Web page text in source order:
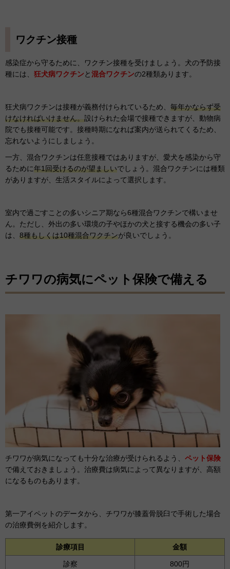
ワクチン接種
感染症から守るために、ワクチン接種を受けましょう。犬の予防接
種には、 狂犬病ワクチンと混合ワクチンの2種類あります。
狂犬病ワクチンは接種が義務付けられているため、 毎年かならず受
けなければいけません。設けられた会場で接種できますが、動物病
院でも接種可能です。接種時期になれば案内が送られてくるため、
忘れないようにしましょう。
一方、混合ワクチンは任意接種ではありますが、愛犬を感染から守
るために年1回受けるのが望ましいでしょう。混合ワクチンには種類
がありますが、生活スタイルによって選択します。
室内で過ごすことの多いシニア期なら6種混合ワクチンで構いませ
ん。ただし、外出の多い環境の子やほかの犬と接する機会の多い子
は、 8種もしくは10種混合ワクチンが良いでしょう。
チワワの病気にペット保険で備える
チワワが病気になっても十分な治療が受けられるよう、 ペット保険
で備えておきましょう。治療費は病気によって異なりますが、高額
になるものもあります。
第一アイペットのデータから、チワワが膝蓋骨脱臼で手術した場合
の治療費例を紹介します。
診療項目 金額
診察 800円